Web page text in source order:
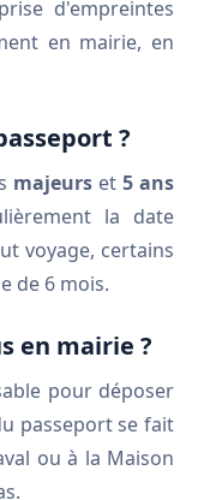
d'empreintes
en mairie, en
?
majeurs et5 ans
la date
voyage, certains
de 6 mois.
en mairie ?
pour déposer
passeport se fait
ou à la Maison